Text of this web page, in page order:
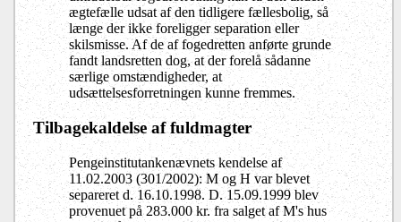
ægtefælle udsat af den tidligere fællesbolig, så
længe der ikke foreligger separation eller
skilsmisse. Af de af fogedretten anførte grunde
fandt landsretten dog, at der forelå sådanne
særlige omstændigheder, at
udsættelsesforretningen kunne fremmes.
Tilbagekaldelse af fuldmagter
Pengeinstitutankenævnets kendelse af
11.02.2003 (301/2002): M og H var blevet
separeret d. 16.10.1998. D. 15.09.1999 blev
provenuet på 283.000 kr. fra salget af M's hus